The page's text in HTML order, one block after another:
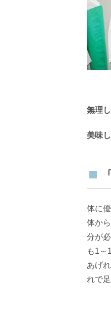
無理
美味
体に
体か
分が
も1～
あげ
れで